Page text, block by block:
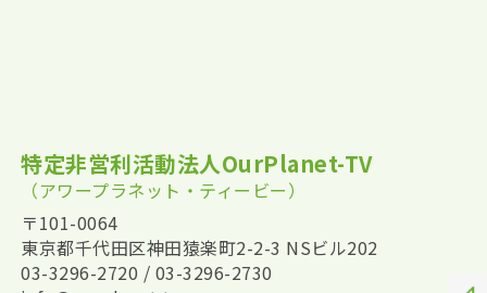
特定非営利活動法人OurPlanet-TV
（アワープラネット・ティービー）
〒101-0064
東京都千代田区神田猿楽町2-2-3 NSビル202
03-3296-2720 / 03-3296-2730